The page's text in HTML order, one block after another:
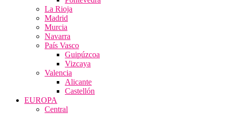
La Rioja
Madrid
Murcia
Navarra
País Vasco
Guipúzcoa
Vizcaya
Valencia
Alicante
Castellón
EUROPA
Central